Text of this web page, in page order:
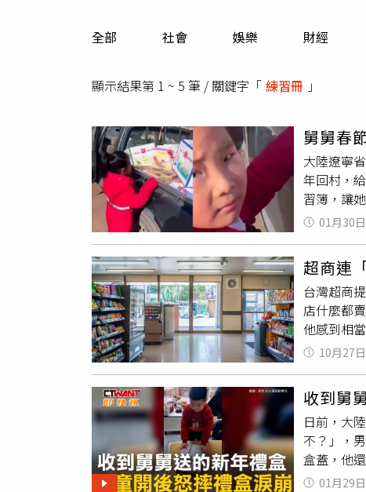
全部 社會 娛樂 財經
顯示結果第 1 ~ 5 筆 / 關鍵字「 練習冊 」
舅舅春
大陸遼寧
年回村，
習簿，讓
下，給外
友調侃道
時候收到
議她正月
容易放鬆
01月30
超商連
台灣超商
店什麼都
他感到相
都不奇怪
蔬菜，
有友善食
具區有賣
享，才知
儀館的全
殯葬用品
看是開在
10月27
收到舅
日前，大
不？」，
盒蓋，他
一旁大人
01月29